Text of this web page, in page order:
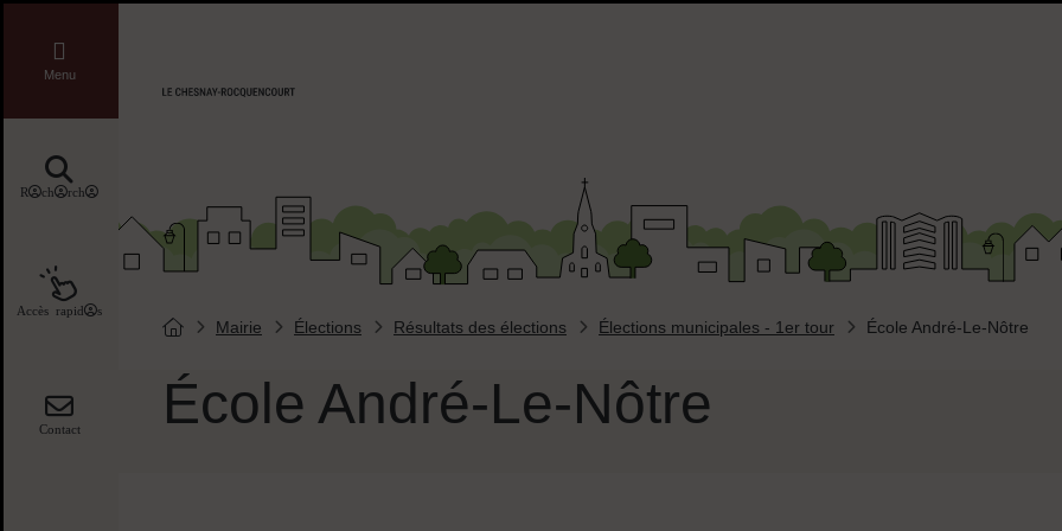
Menu
Recherche
Accès rapides
Contact École André-Le-Nôtre
Vous êtes ici :
Page d'accueil du site
Mairie Élections Résultats des élections Élections municipales - 1er tour École André-Le-Nôtre